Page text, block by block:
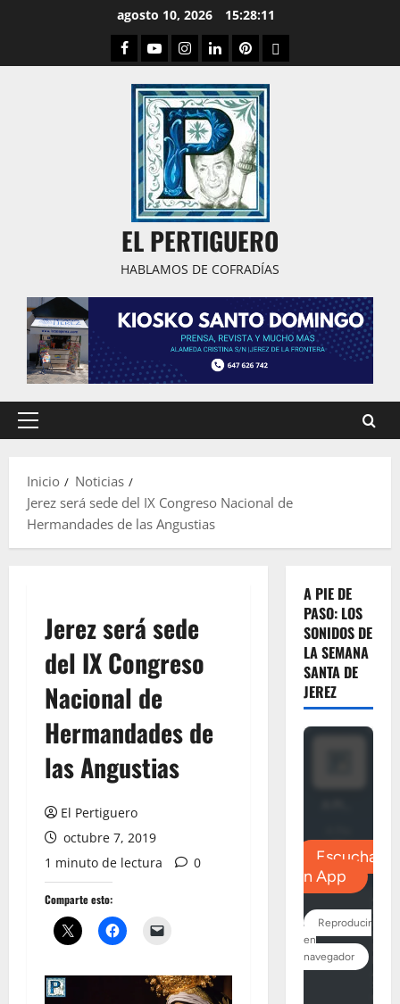
agosto 10, 2026 15:28:12
Facebook
YoutubeInstagram
LinkedPinterestDribbble
EL PERTIGUERO
HABLAMOS DE COFRADÍAS
Menú
Inicio
Noticias
Jerez será sede del IX Congreso Nacional de
Hermandades de las Angustias
Jerez será sede
del IX Congreso
Nacional de
Hermandades de
las Angustias
El Pertiguero
octubre 7, 2019
1 minuto de lectura
0
Comparte esto:
A PIE DE
PASO: LOS
SONIDOS DE
LA SEMANA
SANTA DE
JEREZ